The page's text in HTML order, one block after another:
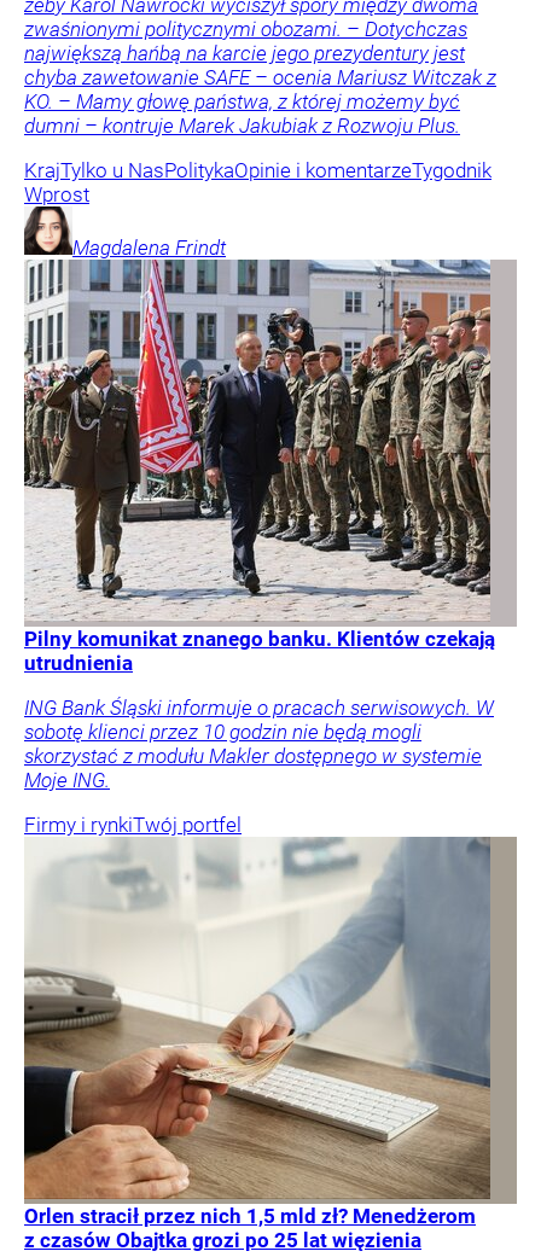
zwaśnionymi politycznymi obozami. – Dotychczas
największą hańbą na karcie jego prezydentury jest
chyba zawetowanie SAFE – ocenia Mariusz Witczak z
KO. – Mamy głowę państwa, z której możemy być
dumni – kontruje Marek Jakubiak z Rozwoju Plus.
KrajTylko u NasPolitykaOpinie i komentarzeTygodnik
Wprost
Magdalena Frindt
Pilny komunikat znanego banku. Klientów czekają
utrudnienia
ING Bank Śląski informuje o pracach serwisowych. W
sobotę klienci przez 10 godzin nie będą mogli
skorzystać z modułu Makler dostępnego w systemie
Moje ING.
Firmy i rynkiTwój portfel
Orlen stracił przez nich 1,5 mld zł? Menedżerom
z czasów Obajtka grozi po 25 lat więzienia